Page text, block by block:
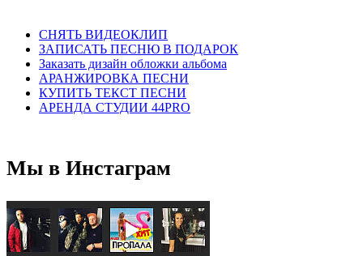
СНЯТЬ ВИДЕОКЛИП
ЗАПИСАТЬ ПЕСНЮ В ПОДАРОК
Заказать дизайн обложки альбома
АРАНЖИРОВКА ПЕСНИ
КУПИТЬ ТЕКСТ ПЕСНИ
АРЕНДА СТУДИИ 44PRO
Мы в Инстаграм